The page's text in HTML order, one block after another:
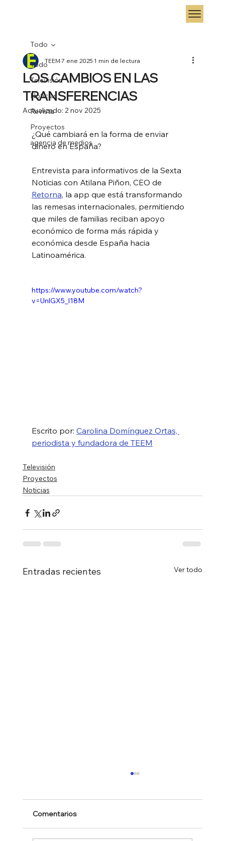
Todo
Televisión
Noticias
Revista
Proyectos
agencia de medios
Todo
LOS CAMBIOS EN LAS
TRANSFERENCIAS
TEEM7 ene 20251 min de lectura
Actualizado: 2 nov 2025
¿Qué cambiará en la forma de enviar
dinero en España?
Entrevista para informativos de la Sexta
Noticias con Atilana Piñon, CEO de
Retorna, la app que está transformando
las remesas internacionales, permitiendo
que miles de familias reciban apoyo
económico de forma más rápida y
económica desde España hacia
Latinoamérica.
https://www.youtube.com/watch?
v=UnlGX5_l18M
Escrito por: Carolina Domínguez Ortas,
periodista y fundadora de TEEM
Televisión
Proyectos
Noticias
Entradas recientes Ver todo
Comentarios